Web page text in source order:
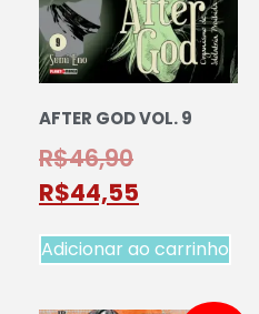
AFTER GOD VOL. 9
R$46,90
R$44,55
Adicionar ao carrinho